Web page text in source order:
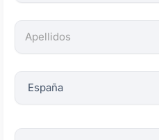
son
obligatorios.